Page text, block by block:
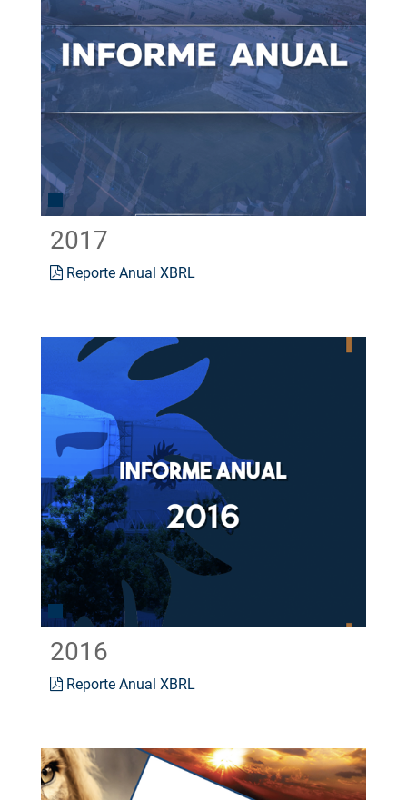
2017
Reporte Anual XBRL
2016
Reporte Anual XBRL